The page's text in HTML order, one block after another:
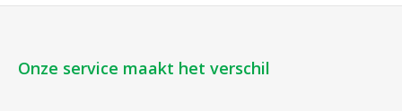
Onze service maakt het verschil